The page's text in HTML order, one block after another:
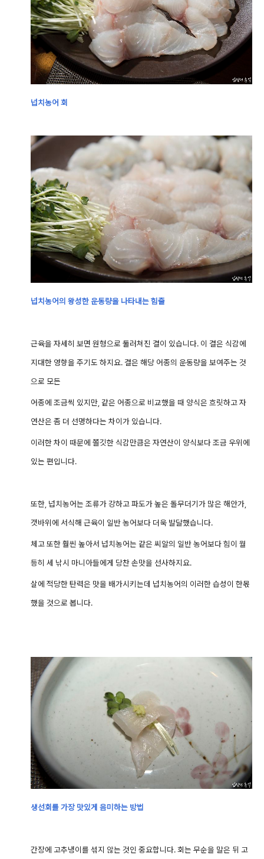
넙치농어 회
넙치농어의 왕성한 운동량을 나타내는 힘줄
근육을 자세히 보면 원형으로 둘러쳐진 결이 있습니다. 이 결은 식감에
지대한 영향을 주기도 하지요.결은 해당 어종의 운동량을 보여주는 것
으로 모든
어종에 조금씩 있지만, 같은 어종으로 비교했을 때 양식은 흐릿하고 자
연산은 좀 더 선명하다는 차이가 있습니다.
이러한 차이 때문에 쫄깃한 식감만큼은 자연산이 양식보다 조금 우위에
있는 편입니다.
또한, 넙치농어는 조류가 강하고 파도가 높은 돌무더기가 많은 해안가,
갯바위에 서식해 근육이 일반 농어보다 더욱 발달했습니다.
체고 또한 훨씬 높아서 넙치농어는 같은 씨알의 일반 농어보다 힘이 월
등히 세 낚시 마니아들에게 당찬 손맛을 선사하지요.
살에 적당한 탄력은 맛을 배가시키는데 넙치농어의 이러한 습성이 한몫
했을 것으로 봅니다.
생선회를 가장 맛있게 음미하는 방법
간장에 고추냉이를 섞지 않는 것인 중요합니다.회는 무순을 말은 뒤 고